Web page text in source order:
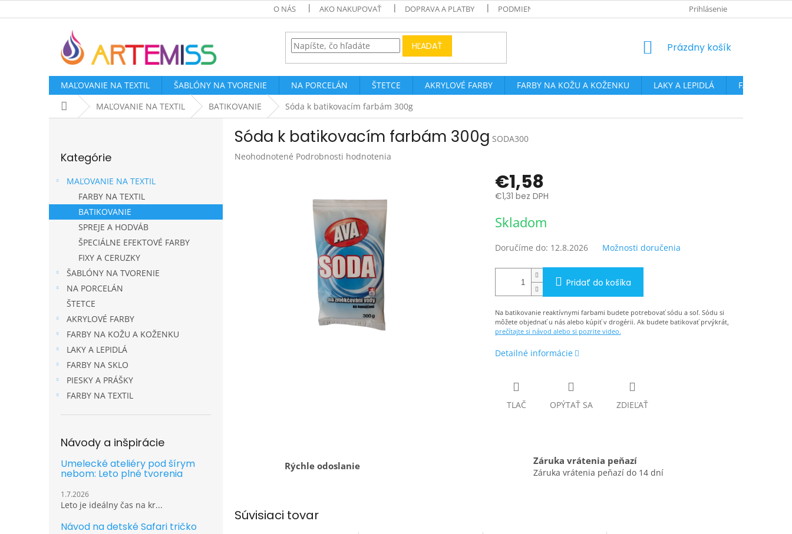
na
O NÁS AKO NAKUPOVAŤ DOPRAVA A PLATBY PODMIENKY OCHRANY OSOBNÝCH ÚDAJOV PRE ŠKOLY, CVČ A ĎALŠIE
Prihlásenie
HĽADAŤ
NÁKUPNÝ
Prázdny košík
MAĽOVANIE NA TEXTIL ŠABLÓNY NA TVORENIE NA PORCELÁN ŠTETCE AKRYLOVÉ FARBY FARBY NA KOŽU A KOŽENKU LAKY A LEPIDLÁ
FARBY NA
DomovMAĽOVANIE NA TEXTIL BATIKOVANIE Sóda k batikovacím farbám 300g
a
kategórie
Kategórie
MAĽOVANIE NA TEXTIL
FARBY NA TEXTIL
BATIKOVANIE
SPREJE A HODVÁB
ŠPECIÁLNE EFEKTOVÉ FARBY
FIXY A CERUZKY
ŠABLÓNY NA TVORENIE
NA PORCELÁN
ŠTETCE
AKRYLOVÉ FARBY
FARBY NA KOŽU A KOŽENKU
LAKY A LEPIDLÁ
FARBY NA SKLO
PIESKY A PRÁŠKY
FARBY NA TEXTIL
Návody a inšpirácie
Umelecké ateliéry pod šírym
nebom: Leto plné tvorenia
1.7.2026
Leto je ideálny čas na kr...
Návod na detské Safari tričko
Sóda k batikovacím farbám 300g SODA300
Priemerné
Neohodnotené Podrobnosti hodnotenia
€1,58
€1,31 bez DPH
cena:
Skladom
Doručíme do: 12.8.2026 Možnosti doručenia
Pridať do košíka
Na batikovanie reaktívnymi farbami budete potrebovať sódu a soľ. Sódu si
môžete objednať u nás alebo kúpiť v drogérii. Ak budete batikovať prvýkrát,
prečítajte si návod alebo si pozrite video.
Detailné informácie
TLAČ OPÝTAŤ SA ZDIEĽAŤ
Rýchle odoslanie Záruka vrátenia peňazí
Záruka vrátenia peňazí do 14 dní
Súvisiaci tovar